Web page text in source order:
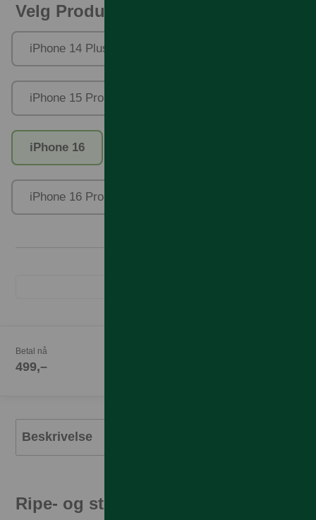
Velg Produktfamilie
iPhone 14 Plus/13 Pro Max
iPhone 15 Pro
iPhone 16
iPhone 16 Pro Max
Betal nå
499,–
Beskrivelse
Ripe- og støtbestandig